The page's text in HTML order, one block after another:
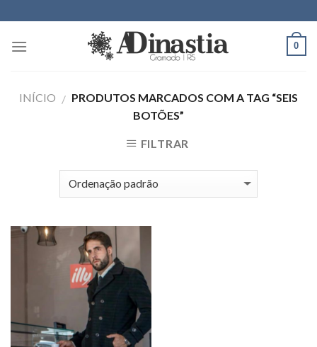
to
content
0
INÍCIO / PRODUTOS MARCADOS COM A TAG “SEIS
BOTÕES”
FILTRAR